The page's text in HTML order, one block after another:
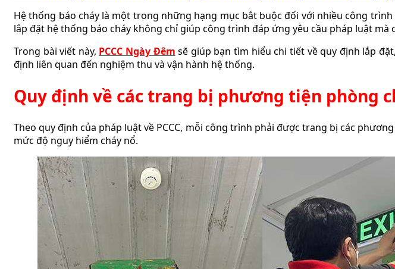
Hệ thống báo cháy là một trong những hạng mục bắt buộc đối với nhiều công
lắp đặt hệ thống báo cháy không chỉ giúp công trình đáp ứng yêu cầu pháp luật mà
Trong bài viết này, PCCC Ngày Đêm sẽ giúp bạn tìm hiểu chi tiết về quy định lắp đặt,
định liên quan đến nghiệm thu và vận hành hệ thống.
Quy định về các trang bị phương tiện phòng
Theo quy định của pháp luật về PCCC, mỗi công trình phải được trang bị các
mức độ nguy hiểm cháy nổ.